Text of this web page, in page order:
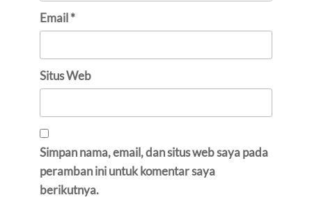
Email*
Situs Web
Simpan nama, email, dan situs web saya pada
peramban ini untuk komentar saya
berikutnya.